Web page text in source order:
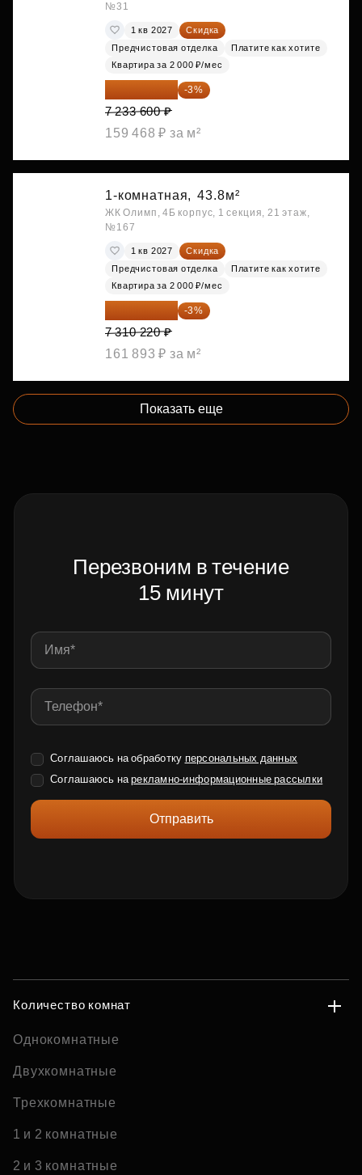
№31
1 кв 2027
Скидка
Предчистовая отделка
Платите как хотите
Квартира за 2 000 ₽/мес
-3%
7 233 600 ₽
159 468 ₽ за м²
1-комнатная, 43.8м²
ЖК Олимп, 4Б корпус, 1 секция, 21 этаж,
№167
1 кв 2027
Скидка
Предчистовая отделка
Платите как хотите
Квартира за 2 000 ₽/мес
-3%
7 310 220 ₽
161 893 ₽ за м²
Показать еще
Перезвоним в течение
15 минут
Соглашаюсь на обработку персональных данных
Соглашаюсь нарекламно-информационные рассылки
Отправить
Количество комнат
Однокомнатные
Двухкомнатные
Трехкомнатные
1 и 2 комнатные
2 и 3 комнатные